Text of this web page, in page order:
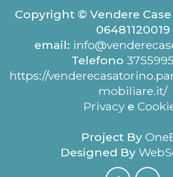
Copyright © Vendere Case
06481120019
email:
Telefono
https://
mobiliare.it/
Privacy e
Project By
Designed By